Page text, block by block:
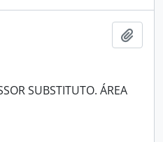
SUBSTITUTO. ÁREA